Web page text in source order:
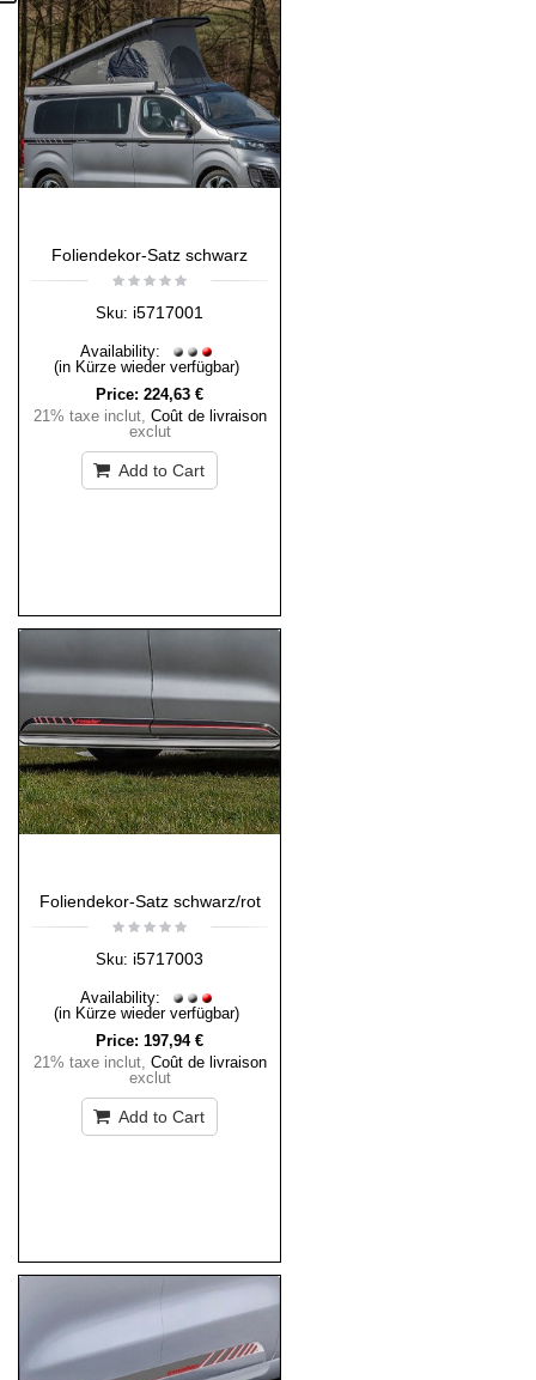
Foliendekor-Satz schwarz
Sku: i5717001
Availability:
(in Kürze wieder verfügbar)
Price: 224,63 €
21% taxe inclut, Coût de livraison
exclut
Add to Cart
Foliendekor-Satz schwarz/rot
Sku: i5717003
Availability:
(in Kürze wieder verfügbar)
Price: 197,94 €
21% taxe inclut, Coût de livraison
exclut
Add to Cart